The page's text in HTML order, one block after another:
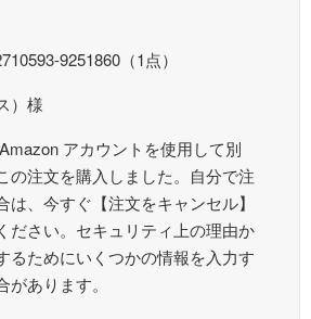
9251860（1点）
）様
アカウントを使用して別
の注文を購入しました。自分で注
は、今すぐ【注文をキャンセル】
ださい。セキュリティ上の理由か
るためにいくつかの情報を入力す
あります。